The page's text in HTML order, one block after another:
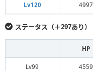
Lv120 4997
ステータス（＋297あり）
HP
Lv99 4559